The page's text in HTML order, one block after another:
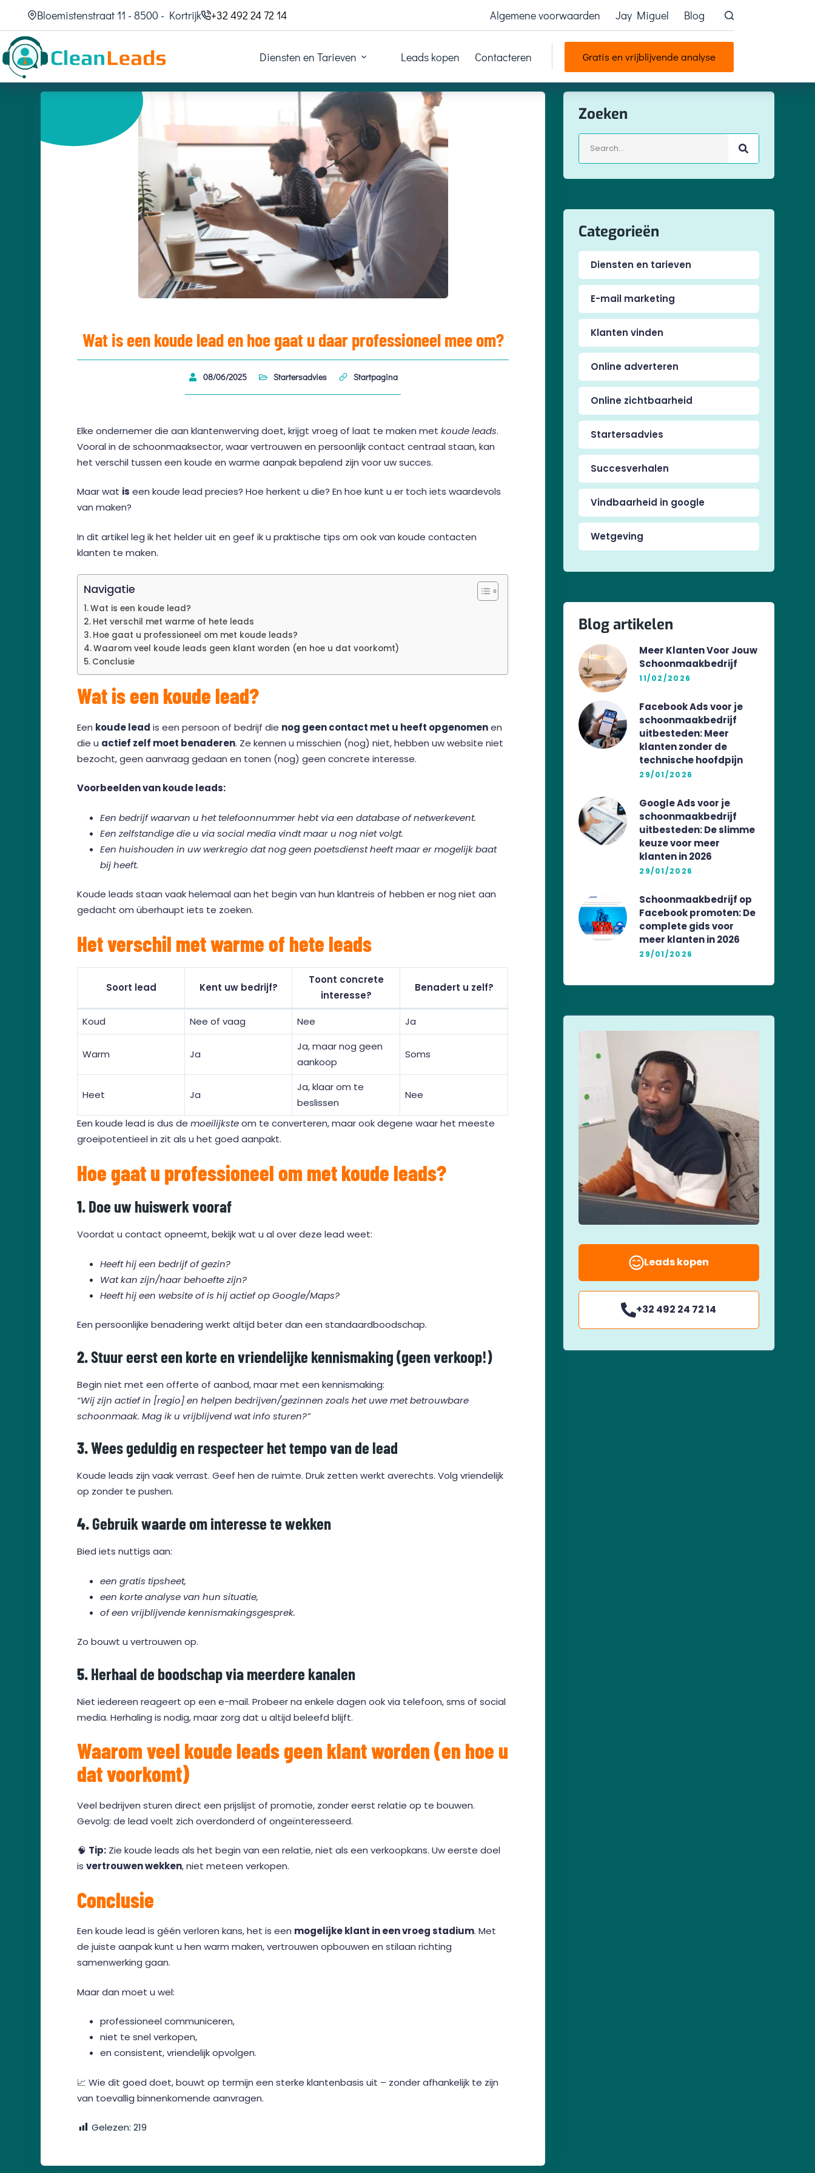
Bloemistenstraat 11 - 8500 - Kortrijk +32 492 24 72 14 Algemene voorwaarden Jay Miguel Blog
Diensten en Tarieven Leads kopen Contacteren Gratis en vrijblijvende analyse
Wat is een koude lead en hoe gaat u daar professioneel mee om?
08/06/2025 Startersadvies Startpagina
Elke ondernemer die aan klantenwerving doet, krijgt vroeg of laat te maken metkoude leads.
Vooral in de schoonmaaksector, waar vertrouwen en persoonlijk contact centraal staan, kan
het verschil tussen een koude en warme aanpak bepalend zijn voor uw succes.
Maar wat is een koude lead precies? Hoe herkent u die? En hoe kunt u er toch iets waardevols
van maken?
In dit artikel leg ik het helder uit en geef ik u praktische tips om ook van koude contacten
klanten te maken.
Navigatie
Wat is een koude lead?
Het verschil met warme of hete leads
Hoe gaat u professioneel om met koude leads?
Waarom veel koude leads geen klant worden (en hoe u dat voorkomt)
Conclusie
Wat is een koude lead?
Een koude lead is een persoon of bedrijf die nog geen contact met u heeft opgenomenen
die u actief zelf moet benaderen. Ze kennen u misschien (nog) niet, hebben uw website niet
bezocht, geen aanvraag gedaan en tonen (nog) geen concrete interesse.
Voorbeelden van koude leads:
Een bedrijf waarvan u het telefoonnummer hebt via een database of netwerkevent.
Een zelfstandige die u via social media vindt maar u nog niet volgt.
Een huishouden in uw werkregio dat nog geen poetsdienst heeft maar er mogelijk baat
bij heeft.
Koude leads staan vaak helemaal aan het begin van hun klantreis of hebben er nog niet aan
gedacht om überhaupt iets te zoeken.
Het verschil met warme of hete leads
Soort lead Kent uw bedrijf?
Toont concrete
interesse?
Benadert u zelf?
Koud Nee of vaag Nee Ja
Warm Ja
Ja, maar nog geen
aankoop
Soms
Heet Ja
Ja, klaar om te
beslissen
Nee
Een koude lead is dus demoeilijksteom te converteren, maar ook degene waar het meeste
groeipotentieel in zit als u het goed aanpakt.
Hoe gaat u professioneel om met koude leads?
1.Doe uw huiswerk vooraf
Voordat u contact opneemt, bekijk wat u al over deze lead weet:
Heeft hij een bedrijf of gezin?
Wat kan zijn/haar behoefte zijn?
Heeft hij een website of is hij actief op Google/Maps?
Een persoonlijke benadering werkt altijd beter dan een standaardboodschap.
2.Stuur eerst een korte en vriendelijke kennismaking (geen verkoop!)
Begin niet met een offerte of aanbod, maar met een kennismaking:
“Wij zijn actief in [regio] en helpen bedrijven/gezinnen zoals het uwe met betrouwbare
schoonmaak. Mag ik u vrijblijvend wat info sturen?”
3.Wees geduldig en respecteer het tempo van de lead
Koude leads zijn vaak verrast. Geef hen de ruimte. Druk zetten werkt averechts. Volg vriendelijk
op zonder te pushen.
4.Gebruik waarde om interesse te wekken
Bied iets nuttigs aan:
een gratis tipsheet,
een korte analyse van hun situatie,
of een vrijblijvende kennismakingsgesprek.
Zo bouwt u vertrouwen op.
5.Herhaal de boodschap via meerdere kanalen
Niet iedereen reageert op een e-mail. Probeer na enkele dagen ook via telefoon, sms of social
media. Herhaling is nodig, maar zorg dat u altijd beleefd blijft.
Waarom veel koude leads geen klant worden (en hoe u
dat voorkomt)
Veel bedrijven sturen direct een prijslijst of promotie, zonder eerst relatie op te bouwen.
Gevolg: de lead voelt zich overdonderd of ongeïnteresseerd.
🧠 Tip: Zie koude leads als het begin van een relatie, niet als een verkoopkans. Uw eerste doel
isvertrouwen wekken, niet meteen verkopen.
Conclusie
Een koude lead is géén verloren kans, het is een mogelijke klant in een vroeg stadium. Met
de juiste aanpak kunt u hen warm maken, vertrouwen opbouwen en stilaan richting
samenwerking gaan.
Maar dan moet u wel:
professioneel communiceren,
niet te snel verkopen,
en consistent, vriendelijk opvolgen.
📈 Wie dit goed doet, bouwt op termijn een sterke klantenbasis uit – zonder afhankelijk te zijn
van toevallig binnenkomende aanvragen.
Gelezen: 219
Zoeken
Categorieën
Diensten en tarieven
E-mail marketing
Klanten vinden
Online adverteren
Online zichtbaarheid
Startersadvies
Succesverhalen
Vindbaarheid in google
Wetgeving
Blog artikelen
Meer Klanten Voor Jouw
Schoonmaakbedrijf
11/02/2026
Facebook Ads voor je
schoonmaakbedrijf
uitbesteden: Meer
klanten zonder de
technische hoofdpijn
29/01/2026
Google Ads voor je
schoonmaakbedrijf
uitbesteden: De slimme
keuze voor meer
klanten in 2026
29/01/2026
Schoonmaakbedrijf op
Facebook promoten: De
complete gids voor
meer klanten in 2026
29/01/2026
Leads kopen
+32 492 24 72 14